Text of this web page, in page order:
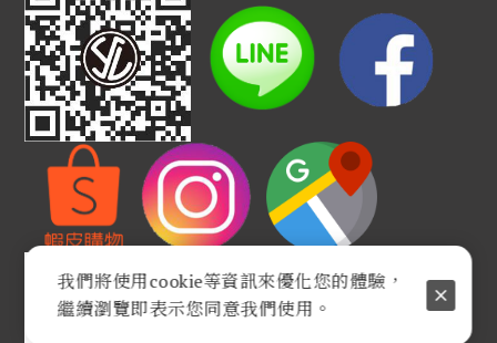
我們將使用cookie等資訊來優化您的體驗，
繼續瀏覽即表示您同意我們使用。